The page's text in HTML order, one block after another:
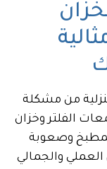
من مشكلة
الفلتر وخزان
وصعوبة
والجمالي